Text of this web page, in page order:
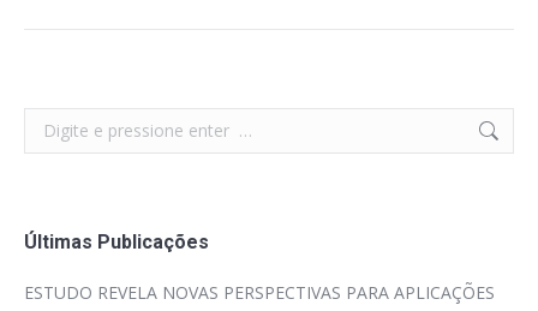
Search:
Últimas Publicações
ESTUDO REVELA NOVAS PERSPECTIVAS PARA APLICAÇÕES